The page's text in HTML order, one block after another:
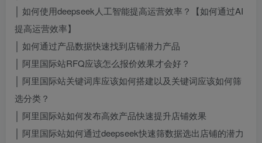
│ 如何使用deepseek人工智能提高运营效率？【如何通过AI
提高运营效率】
│ 如何通过产品数据快速找到店铺潜力产品
│ 阿里国际站RFQ应该怎么报价效果才会好？
│ 阿里国际站关键词库应该如何搭建以及关键词应该如何筛
选分类？
│ 阿里国际站如何发布高效产品快速提升店铺效果
│ 阿里国际站如何通过deepseek快速筛数据选出店铺的潜力